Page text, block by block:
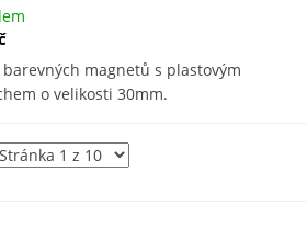
barevných magnetů s plastovým
o velikosti 30mm.